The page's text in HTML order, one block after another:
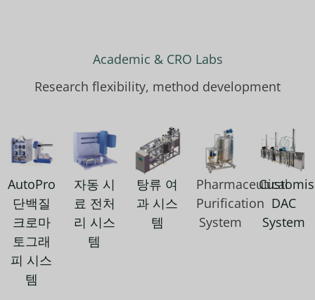
Academic & CRO Labs
Research flexibility, method development
AutoPro
단백질
크로마
토그래
피 시스
템
자동 시
료 전처
리 시스
템
탕류 여
과 시스
템
Pharmaceutical
Purification
System
DAC
System